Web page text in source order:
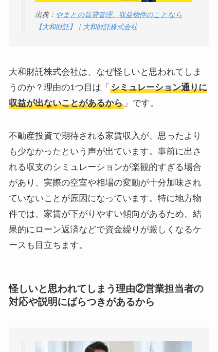
出典： やまとの賃貸管理、収益物件のことなら
【大和財託】｜大和財託株式会社
大和財託株式会社は、なぜ怪しいと思われてしま
うのか？理由の1つ目は「 シミュレーション通りに
収益が出ないことがあるから」です。
不動産投資で期待される家賃収入が、思ったより
も少なかったという声が出ています。事前に出さ
れる収支のシミュレーションが楽観的すぎる場合
があり、実際の空室や相場の変動が十分加味され
ていないことが原因になっています。特に地方物
件では、家賃が下がりやすい傾向があるため、結
果的にローン返済などで資金繰りが厳しくなるケ
ースも目立ちます。
怪しいと思われてしまう理由②営業担当者の
対応や説明にばらつきがあるから